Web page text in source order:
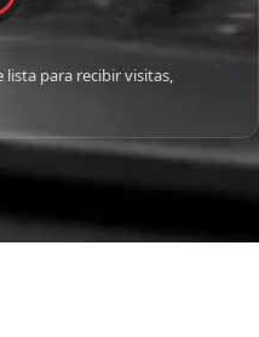
lista para recibir visitas,